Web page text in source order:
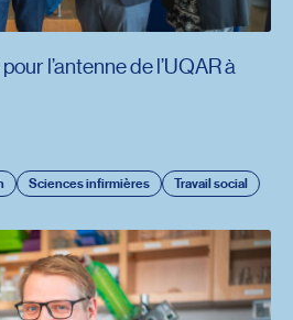
Sciences infirmières Travail social
l’antenne de l’UQAR à